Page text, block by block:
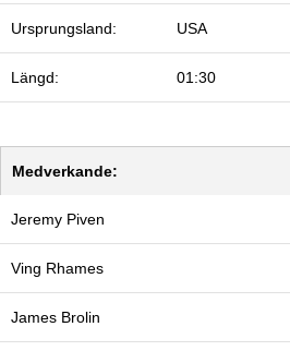
Ursprungsland: USA
Längd: 01:30
Medverkande:
Jeremy Piven
Ving Rhames
James Brolin